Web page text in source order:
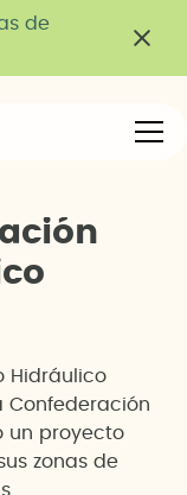
de
ación
co
Hidráulico
Confederación
un proyecto
zonas de